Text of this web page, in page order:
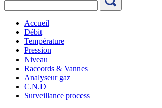
Accueil
Débit
Température
Pression
Niveau
Raccords & Vannes
Analyseur gaz
C.N.D
Surveillance process